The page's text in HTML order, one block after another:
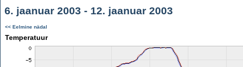
6. jaanuar 2003 - 12. jaanuar 2003
<< Eelmine nädal
Temperatuur